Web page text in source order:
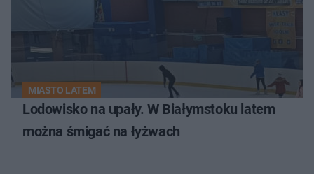
MIASTO LATEM
Lodowisko na upały. W Białymstoku latem
można śmigać na łyżwach